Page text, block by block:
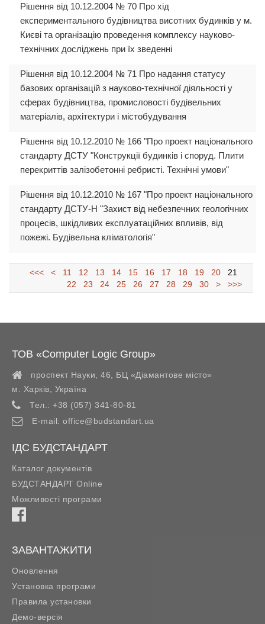
Рішення від 10.12.2004 № 70 Про хід
експериментального будівництва висотних будинків у м.
Києві та організацію проведення комплексу науково-
технічних досліджень при їх зведенні
Рішення від 10.12.2004 № 71 Про надання статусу
базових організацій з науково-технічної діяльності у
сферах будівництва, промисловості будівельних
матеріалів, архітектури і містобудування
Рішення від 10.12.2010 № 166 "Про проект національного
стандарту ДСТУ "Конструкції будинків і споруд. Плити
перекриттів залізобетонні ребристі. Технічні умови"
Рішення від 10.12.2010 № 167 "Про проект національного
стандарту ДСТУ-Н "Захист від небезпечних геологічних
процесів, шкідливих експлуатаційних впливів, від
пожежі. Будівельна кліматологія"
<<< < 11 12 13 14 15 16 17 18 19 20
21
22
23 24 25 26 27 28 29 30 > >>>
ТОВ «Computer Logic Group»
проспект Науки, 46, БЦ «Діамантове місто»
м. Харків
Україна
Тел.: +38 (057) 341-80-81
E-mail: office@budstandart.ua
ІДС БУДСТАНДАРТ
Каталог документів
БУДСТАНДАРТ Online
Можливості програми
ЗАВАНТАЖИТИ
Оновлення
Установка програми
Правила установки
Демо-версія